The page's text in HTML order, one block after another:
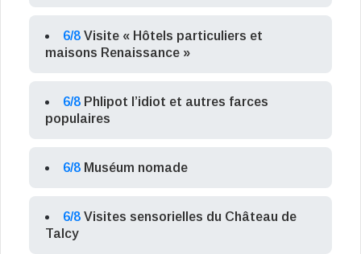
6/8 Visite « Hôtels particuliers et
maisons Renaissance »
6/8 Phlipot l’idiot et autres farces
populaires
6/8 Muséum nomade
6/8 Visites sensorielles du Château de
Talcy